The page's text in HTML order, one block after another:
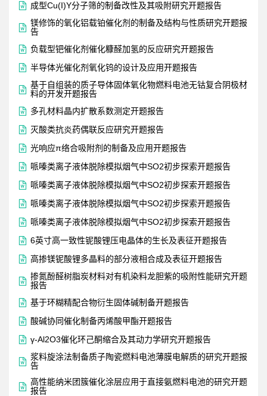
 成型Cu(I)Y分子筛的制备改性及其吸附研究开题报告
 镁修饰的氧化铝载铂催化剂的制备及结构与性质研究开题报
告
 负载型钯催化剂催化糠醛加氢的反应研究开题报告
 半导体光催化剂氧化钨的设计及应用开题报告
 基于自组装的质子导体固体氧化物燃料电池无钴复合阴极材
料的开发开题报告
 多孔材料晶内扩散系数测定开题报告
 灭酸类抗炎药偶联反应研究开题报告
 光响应π络合吸附剂的制备及应用开题报告
 哌嗪类离子液体脱除模拟烟气中SO2初步探索开题报告
 哌嗪类离子液体脱除模拟烟气中SO2初步探索开题报告
 哌嗪类离子液体脱除模拟烟气中SO2初步探索开题报告
 哌嗪类离子液体脱除模拟烟气中SO2初步探索开题报告
 6英寸高一致性铌酸锂压电晶体的生长及表征开题报告
 高掺镁铌酸锂多晶料的部分液相合成及表征开题报告
 掺氮酚醛树脂炭材料对有机染料龙胆紫的吸附性能研究开题
报告
 基于环糊精配合物衍生固体碱制备开题报告
 酸碱协同催化制备丙烯酸甲酯开题报告
 γ-Al2O3催化环己酮缩合及其动力学研究开题报告
 浆料旋涂法制备质子陶瓷燃料电池薄膜电解质的研究开题报
告
 高性能纳米团簇催化涂层应用于直接氨燃料电池的研究开题
报告